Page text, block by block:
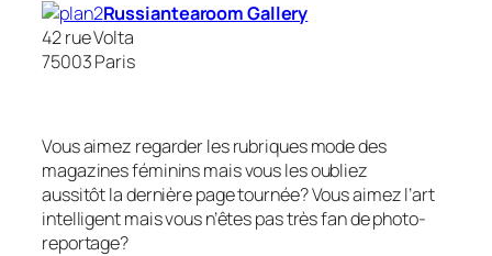
Russiantearoom Gallery
42 rue Volta
75003 Paris
Vous aimez regarder les rubriques mode des
magazines féminins mais vous les oubliez
aussitôt la dernière page tournée?Vous aimez l’art
intelligent mais vous n’êtes pas très fan de photo-
reportage?